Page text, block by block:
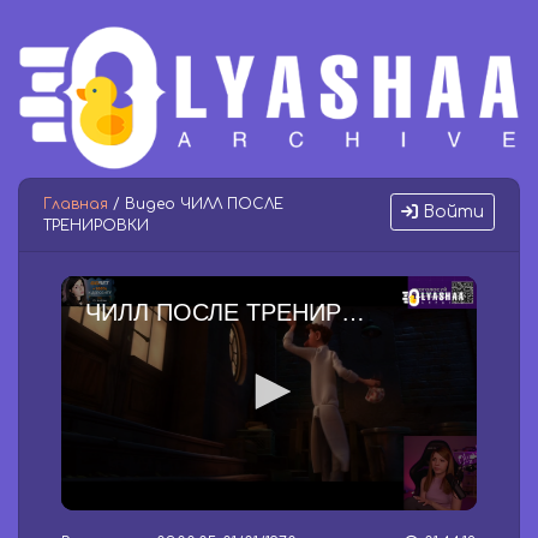
Войти
Главная / Видео ЧИЛЛ ПОСЛЕ
ТРЕНИРОВКИ
ЧИЛЛ ПОСЛЕ ТРЕНИРОВКИ